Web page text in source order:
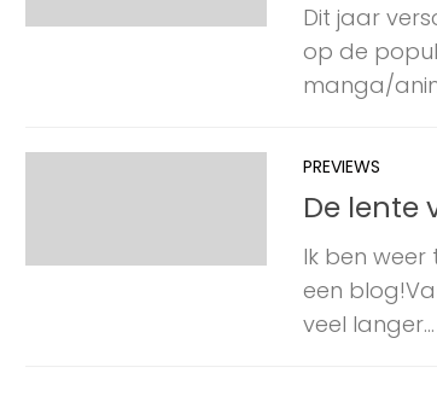
Dit jaar
op de
manga/
PREVIEWS
De lente
Ik ben weer
een
veel langer...